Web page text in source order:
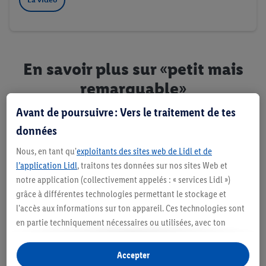
En savoir plus sur «petit mais
remarquable»
Avant de poursuivre : Vers le traitement de tes
données
Nous, en tant qu'exploitants des sites web de Lidl et de
l’application Lidl, traitons tes données sur nos sites Web et
notre application (collectivement appelés : « services Lidl »)
grâce à différentes technologies permettant le stockage et
l'accès aux informations sur ton appareil. Ces technologies sont
en partie techniquement nécessaires ou utilisées, avec ton
statistiques ou la publicité personnalisée à l'intérieur et à
Accepter